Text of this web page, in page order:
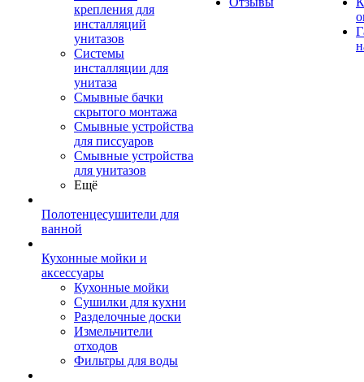
крепления для
инсталляций
унитазов
Системы
инсталляции для
унитаза
Смывные бачки
скрытого монтажа
Смывные устройства
для писсуаров
Смывные устройства
для унитазов
Ещё
Полотенцесушители для
ванной
Кухонные мойки и
аксессуары
Кухонные мойки
Сушилки для кухни
Разделочные доски
Измельчители
отходов
Фильтры для воды